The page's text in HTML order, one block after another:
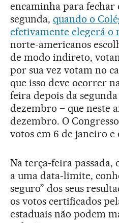
encaminha para
segunda, quando o
efetivamente elegerá o
norte-americanos
de modo indireto,
por sua vez votam no
que isso deve ocorrer
feira depois da
dezembro – que neste
dezembro. O
votos em 6 de janeiro e
Na terça-feira passada,
a uma data-limite,
seguro” dos seus
os votos certificados
estaduais não podem